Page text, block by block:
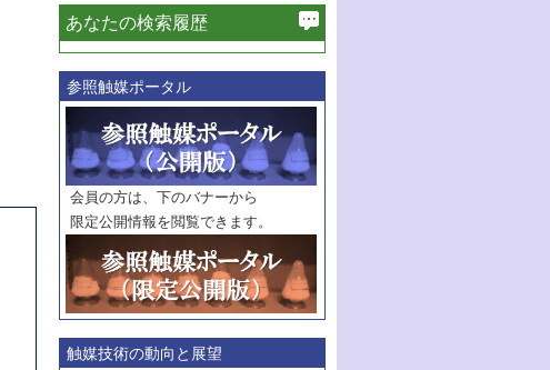
必ず含む
巻・号指定
巻
号
範囲指定
巻
号～
巻
号
触媒年鑑
年度
記事種別
マーク：
マークあり
あなたの検索履歴
参照触媒ポータル
会員の方は、下のバナーから
限定公開情報を閲覧できます。
触媒技術の動向と展望